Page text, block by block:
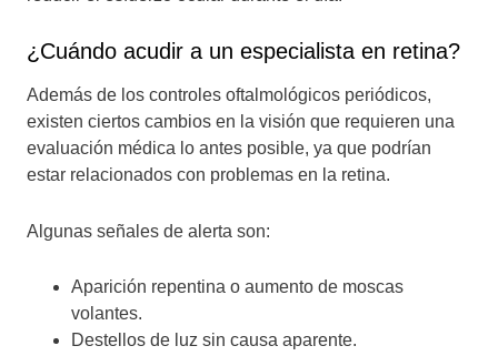
¿Cuándo acudir a un especialista en retina?
Además de los controles oftalmológicos periódicos,
existen ciertos cambios en la visión que requieren una
evaluación médica lo antes posible, ya que podrían
estar relacionados con problemas en la retina.
Algunas señales de alerta son:
Aparición repentina o aumento de moscas
volantes.
Destellos de luz sin causa aparente.